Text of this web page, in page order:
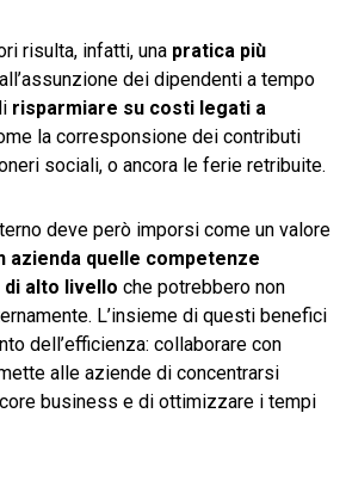
risulta, infatti, una pratica più
dei dipendenti a tempo
risparmiare su costi legati a
la corresponsione dei contributi
sociali, o ancora le ferie retribuite.
deve però imporsi come un valore
azienda quelle competenze
alto livello che potrebbero non
L’insieme di questi benefici
dell’efficienza: collaborare con
alle aziende di concentrarsi
business e di ottimizzare i tempi